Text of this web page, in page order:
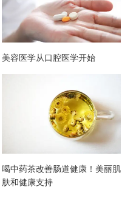
美容医学从口腔医学开始
喝中药茶改善肠道健康！美丽肌
肤和健康支持